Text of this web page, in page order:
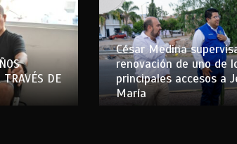
DE
César Medina
renovación de uno de
principales accesos a
María